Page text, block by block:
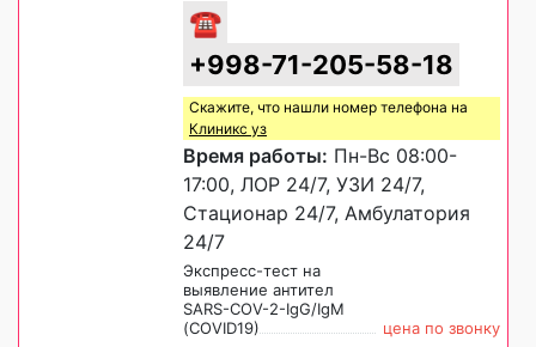
☎
+998-71-205-58-18
Скажите, что нашли номер телефона на
Клиникс уз
Время работы: Пн-Вс 08:00-
17:00, ЛОР 24/7, УЗИ 24/7,
Стационар 24/7, Амбулатория
24/7
Экспресс-тест на
выявление антител
SARS-COV-2-IgG/IgM
(COVID19)
цена по звонку